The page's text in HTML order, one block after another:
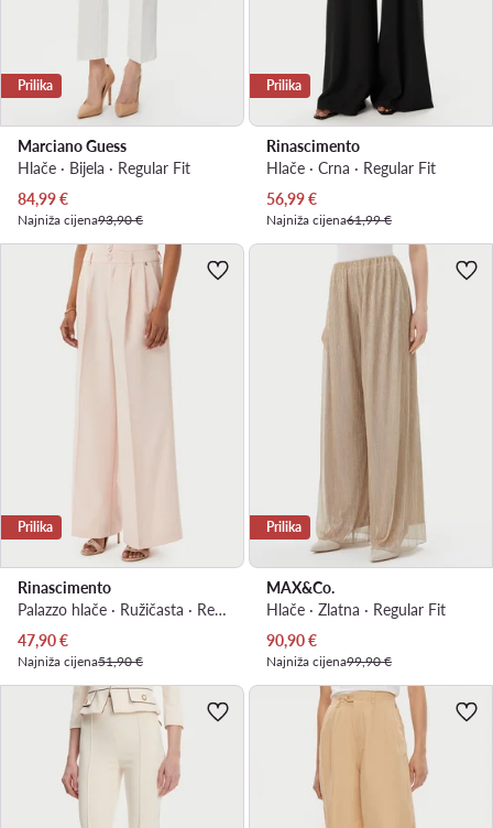
Prilika
Marciano Guess
Hlače · Bijela · Regular Fit
Trenutna cijena
84,99€
Najniža cijena93,90 €
Prilika
Rinascimento
Hlače · Crna · Regular Fit
Trenutna cijena
56,99€
Najniža cijena61,99 €
Prilika
Rinascimento
Palazzo hlače · Ružičasta · Regular Fit
Trenutna cijena
47,90€
Najniža cijena51,90 €
Prilika
MAX&Co.
Hlače · Zlatna · Regular Fit
Trenutna cijena
90,90€
Najniža cijena99,90 €